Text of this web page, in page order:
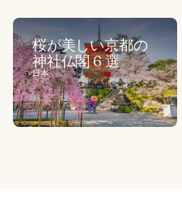
桜が美しい京都の
神社仏閣 6 選
日本